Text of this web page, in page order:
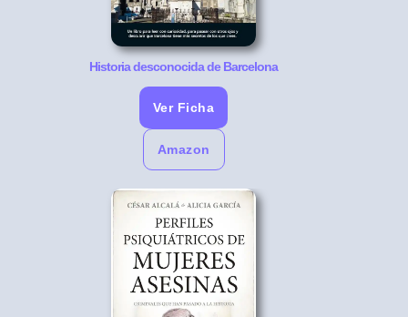
Historia desconocida de Barcelona
Ver Ficha
Amazon